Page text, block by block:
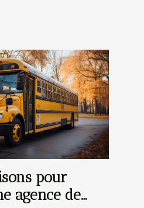
pour
agence de